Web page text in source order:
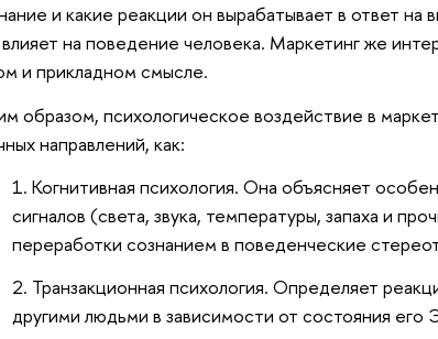
и какие реакции он вырабатывает в ответ на
на поведение человека. Маркетинг же
и прикладном смысле.
образом, психологическое воздействие в
направлений, как:
Когнитивная психология. Она объясняет
сигналов (света, звука, температуры, запаха и
переработки сознанием в поведенческие
Транзакционная психология. Определяет
другими людьми в зависимости от состояния его